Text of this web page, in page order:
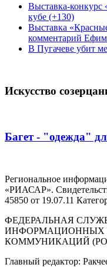
Выставка-конкурс
кубе (+130)
Выставка
комментарий
В Пугачеве убит
Искусство
Багет - "одежда"
Региональное
«РИАСАР».
45850 от 19.07.11
ФЕДЕРАЛЬНАЯ
ИНФОРМАЦИОННЫХ
КОММУНИКАЦИЙ
Главный редактор: